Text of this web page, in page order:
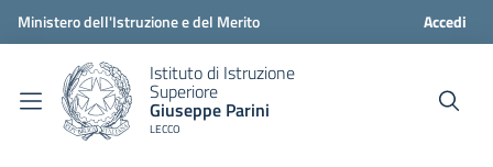
Ministero dell'Istruzione e del Merito Accedi
Istituto di Istruzione
Superiore
Giuseppe Parini
LECCO